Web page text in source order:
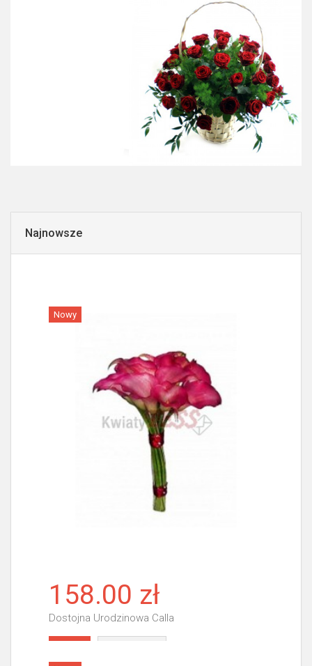
Najnowsze
Nowy
158.00 zł
Dostojna Urodzinowa Calla